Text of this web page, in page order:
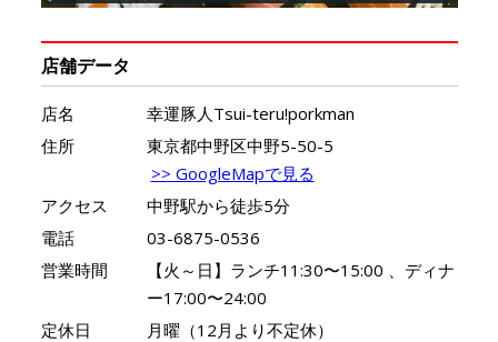
店舗データ
店名
幸運豚人Tsui-teru!porkman
住所
東京都中野区中野5-50-5
>> GoogleMapで見る
アクセス
中野駅から徒歩5分
電話
03-6875-0536
営業時間
【火～日】ランチ11:30〜15:00 、ディナ
ー17:00〜24:00
定休日
月曜（12月より不定休）